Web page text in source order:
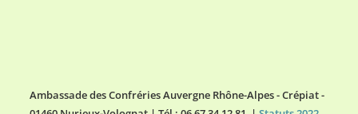
Ambassade des Confréries Auvergne Rhône-Alpes - Crépiat -